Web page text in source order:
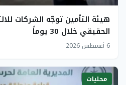
هيئة التأمين توجّه الشركات
الحقيقي خلال 30 يوماً
6 أغسطس 2026
محليات